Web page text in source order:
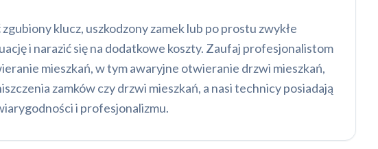
klucz, uszkodzony zamek lub po prostu zwykłe
i narazić się na dodatkowe koszty. Zaufaj profesjonalistom
mieszkań, w tym awaryjne otwieranie drzwi mieszkań,
zamków czy drzwi mieszkań, a nasi technicy posiadają
i profesjonalizmu.